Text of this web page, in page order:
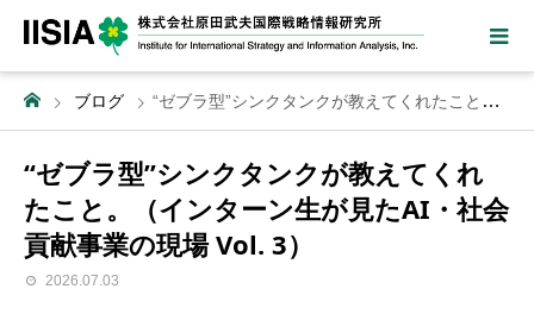
ブログ “ゼブラ型”シンクタンクが教えてくれたこと。（インターン生が見たAI・社会貢献事業の現場 Vol. 3）
“ゼブラ型”シンクタンクが教えてくれ
たこと。（インターン生が見たAI・社会
貢献事業の現場 Vol. 3）
2026.07.03